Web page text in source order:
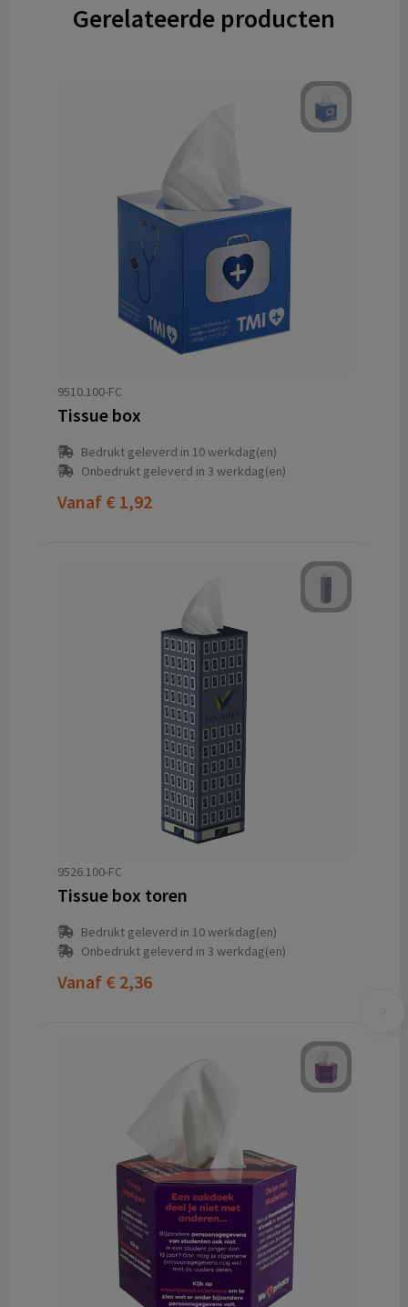
Gerelateerde producten
9510.100-FC
Tissue box
Bedrukt geleverd in 10 werkdag(en)
Onbedrukt geleverd in 3 werkdag(en)
Vanaf € 1,92
9526.100-FC
Tissue box toren
Bedrukt geleverd in 10 werkdag(en)
Onbedrukt geleverd in 3 werkdag(en)
Vanaf € 2,36